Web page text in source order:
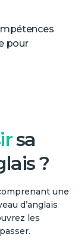
pour
sa
?
une
d’anglais
les